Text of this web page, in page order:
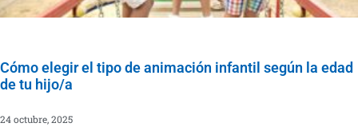
Cómo elegir el tipo de animación infantil según la edad
de tu hijo/a
24 octubre, 2025